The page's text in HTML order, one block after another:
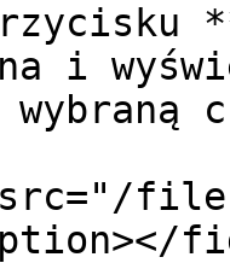
i
wybraną
files/